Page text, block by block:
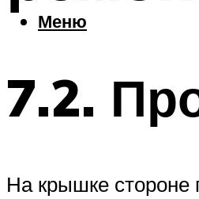
Меню
7.2.
На крышке стороне